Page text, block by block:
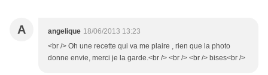
A angelique 18/06/2013 13:23
<br /> Oh une recette qui va me plaire , rien que la photo
donne envie, merci je la garde.<br /> <br /> <br /> bises<br />